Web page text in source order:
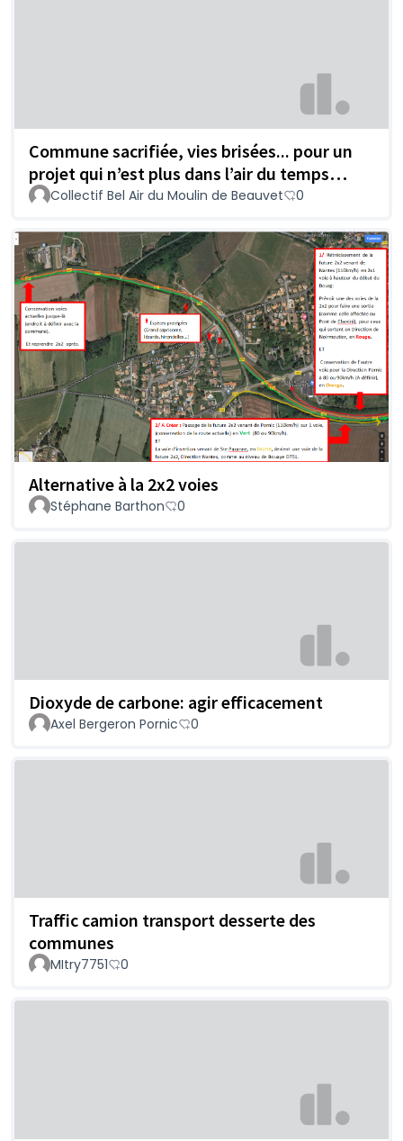
Commune sacrifiée, vies brisées... pour un
projet qui n’est plus dans l’air du temps…
Collectif Bel Air du Moulin de Beauvet 0
Alternative à la 2x2 voies
Stéphane Barthon 0
Dioxyde de carbone: agir efficacement
Axel Bergeron Pornic 0
Traffic camion transport desserte des
communes
MItry7751 0